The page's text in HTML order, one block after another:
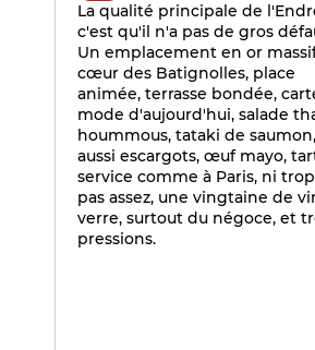
La qualité principale de
c'est qu'il n'a pas de gros
Un emplacement en or
cœur des Batignolles, place
animée, terrasse bondée,
mode d'aujourd'hui, salade
hoummous, tataki de
aussi escargots, œuf mayo,
service comme à Paris, ni
pas assez, une vingtaine de
verre, surtout du négoce, et
pressions.